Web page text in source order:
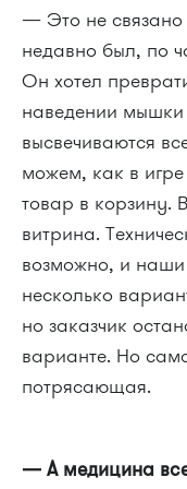
— Это не связано
недавно был, по
Он хотел
наведении мышки
высвечиваются
можем, как в игре
товар в корзину.
витрина.
возможно, и
несколько
но заказчик
варианте. Но
потрясающая.
— А медицина